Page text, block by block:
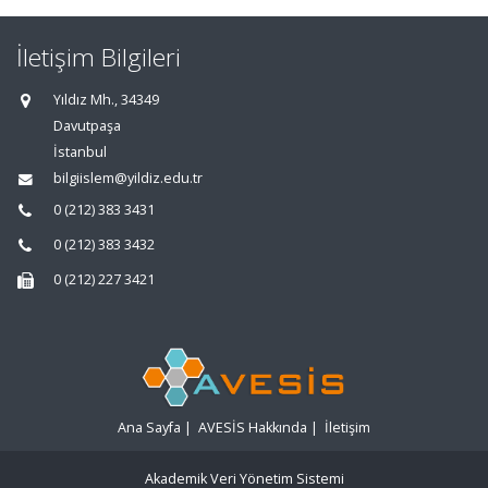
İletişim Bilgileri
Yıldız Mh., 34349
Davutpaşa
İstanbul
bilgiislem@yildiz.edu.tr
0 (212) 383 3431
0 (212) 383 3432
0 (212) 227 3421
Ana Sayfa | AVESİS Hakkında | İletişim
Akademik Veri Yönetim Sistemi